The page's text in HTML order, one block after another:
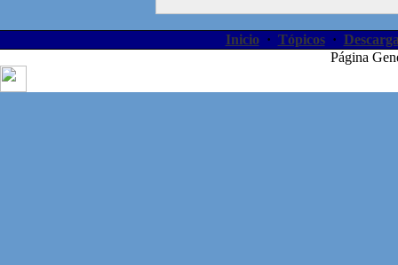
Inicio· Tópicos·
Página